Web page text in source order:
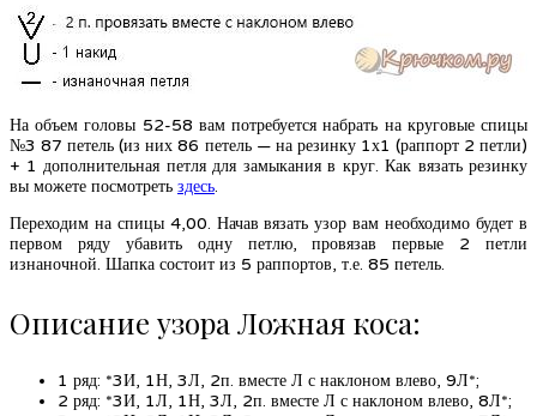
На объем головы 52-58 вам потребуется набрать на круговые спицы
№3 87 петель (из них 86 петель — на резинку 1х1 (раппорт 2 петли)
+ 1 дополнительная петля для замыкания в круг. Как вязать резинку
вы можете посмотреть здесь.
Переходим на спицы 4,00. Начав вязать узор вам необходимо будет в
первом ряду убавить одну петлю, провязав первые 2 петли
изнаночной. Шапка состоит из 5 раппортов, т.е. 85 петель.
Описание узора Ложная коса:
1 ряд: *3И, 1Н, 3Л, 2п. вместе Л с наклоном влево, 9Л*;
2 ряд: *3И, 1Л, 1Н, 3Л, 2п. вместе Л с наклоном влево, 8Л*;